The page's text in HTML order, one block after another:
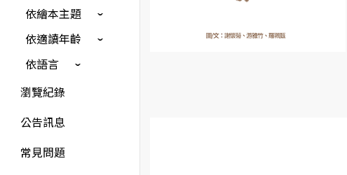
依繪本主題
依適讀年齡
依語言
瀏覽紀錄
公告訊息
常見問題